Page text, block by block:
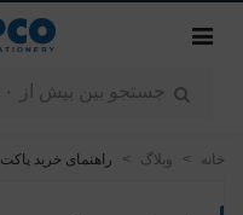
خانه > وبلاگ > راهنمای خرید پاکت